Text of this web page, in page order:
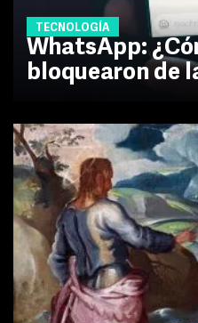
TECNOLOGÍA
WhatsApp:
bloquearon de